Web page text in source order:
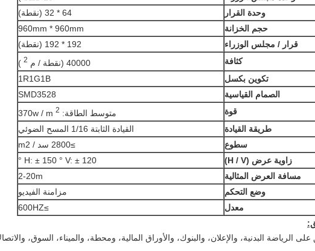
وحدة القرار
64 * 32 (نقطة)
حجم الخزانة
960mm * 960mm
قرار / مجلس الوزراء
192 * 192 (نقطة)
كثافة
40000 (نقطة / م 2
)
تكوين بكسل
1R1G1B
الصمام القياسية
SMD3528
قوة
متوسط ​​الطاقة: 370w / m 2
طريقة القيادة
القيادة الثابتة 1/16 المسح الضوئي
سطوع
≥2800 سد / m2
زاوية عرض (H / V)
H: ± 150 ° V: ± 120 °
مسافة العرض المثالية
2-20m
وضع التحكم
مزامنة الفيديو
معدل
≥600HZ
الرياضة البدنية، والإعلان، والبنوك، والأوراق المالية، ومحطة، والميناء، السوق،